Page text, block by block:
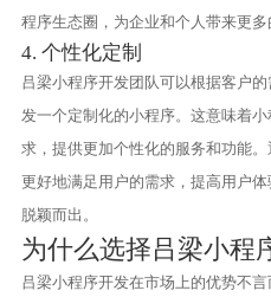
程序生态圈，为企业和个人带来更多
4. 个性化定制
吕梁小程序开发团队可以根据客户
发一个定制化的小程序。这意味着
求，提供更加个性化的服务和功能
更好地满足用户的需求，提高用户
脱颖而出。
为什么选择吕梁小程
吕梁小程序开发在市场上的优势不